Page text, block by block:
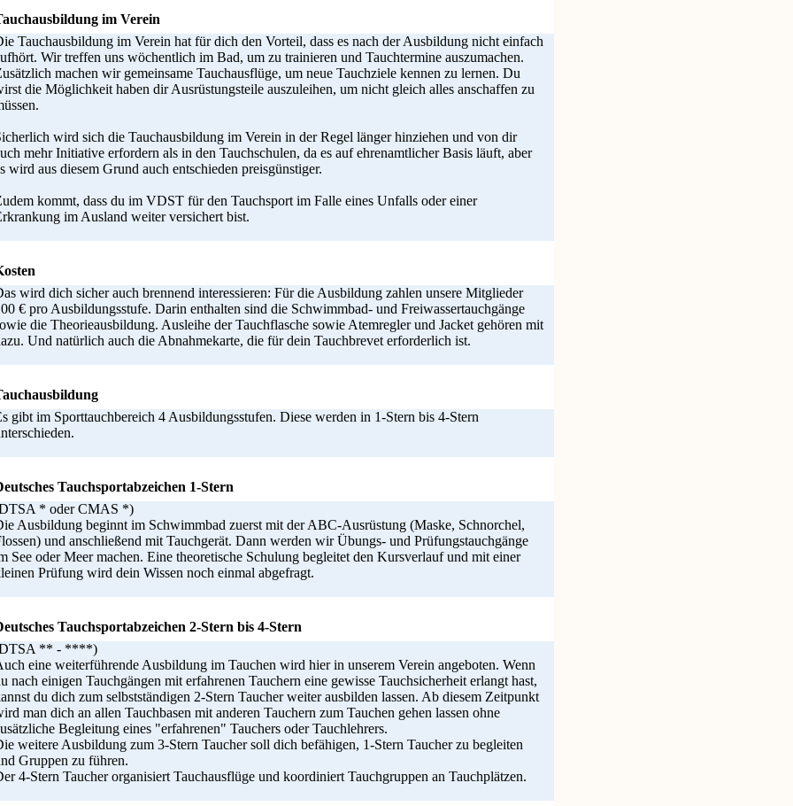
im Verein
Tauchausbildung im Verein hat für dich den Vorteil, dass es nach der Ausbildung nicht einfach
Wir treffen uns wöchentlich im Bad, um zu trainieren und Tauchtermine auszumachen.
machen wir gemeinsame Tauchausflüge, um neue Tauchziele kennen zu lernen. Du
die Möglichkeit haben dir Ausrüstungsteile auszuleihen, um nicht gleich alles anschaffen zu
wird sich die Tauchausbildung im Verein in der Regel länger hinziehen und von dir
mehr Initiative erfordern als in den Tauchschulen, da es auf ehrenamtlicher Basis läuft, aber
wird aus diesem Grund auch entschieden preisgünstiger.
kommt, dass du im VDST für den Tauchsport im Falle eines Unfalls oder einer
im Ausland weiter versichert bist.
wird dich sicher auch brennend interessieren: Für die Ausbildung zahlen unsere Mitglieder
€ pro Ausbildungsstufe. Darin enthalten sind die Schwimmbad- und Freiwassertauchgänge
die Theorieausbildung. Ausleihe der Tauchflasche sowie Atemregler und Jacket gehören mit
Und natürlich auch die Abnahmekarte, die für dein Tauchbrevet erforderlich ist.
gibt im Sporttauchbereich 4 Ausbildungsstufen. Diese werden in 1-Stern bis 4-Stern
Tauchsportabzeichen 1-Stern
* oder CMAS *)
Ausbildung beginnt im Schwimmbad zuerst mit der ABC-Ausrüstung (Maske, Schnorchel,
und anschließend mit Tauchgerät. Dann werden wir Übungs- und Prüfungstauchgänge
See oder Meer machen. Eine theoretische Schulung begleitet den Kursverlauf und mit einer
Prüfung wird dein Wissen noch einmal abgefragt.
Tauchsportabzeichen 2-Stern bis 4-Stern
** - ****)
eine weiterführende Ausbildung im Tauchen wird hier in unserem Verein angeboten. Wenn
nach einigen Tauchgängen mit erfahrenen Tauchern eine gewisse Tauchsicherheit erlangt hast,
du dich zum selbstständigen 2-Stern Taucher weiter ausbilden lassen. Ab diesem Zeitpunkt
man dich an allen Tauchbasen mit anderen Tauchern zum Tauchen gehen lassen ohne
Begleitung eines "erfahrenen" Tauchers oder Tauchlehrers.
weitere Ausbildung zum 3-Stern Taucher soll dich befähigen, 1-Stern Taucher zu begleiten
Gruppen zu führen.
4-Stern Taucher organisiert Tauchausflüge und koordiniert Tauchgruppen an Tauchplätzen.